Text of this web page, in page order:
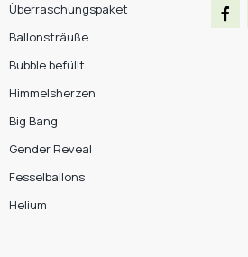
Überraschungspaket
Ballonsträuße
Bubble befüllt
Himmelsherzen
Big Bang
Gender Reveal
Fesselballons
Helium